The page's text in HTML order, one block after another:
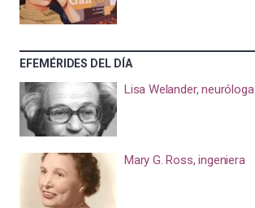
EFEMÉRIDES DEL DÍA
Lisa Welander, neuróloga
Mary G. Ross, ingeniera